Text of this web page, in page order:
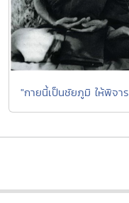
"กายนี้เป็นชัยภูมิ ให้พิจ